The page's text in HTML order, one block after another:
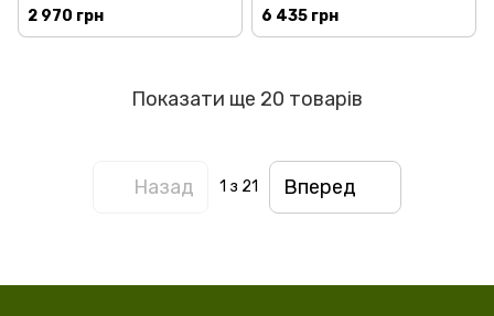
(2.8мм)
2 970 грн 6 435 грн
Показати ще 20 товарів
Назад 1 з 21 Вперед